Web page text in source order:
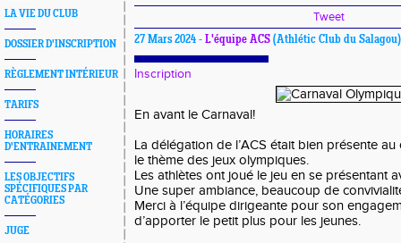
LA VIE DU CLUB
DOSSIER D'INSCRIPTION
RÈGLEMENT INTÉRIEUR
TARIFS
HORAIRES
D'ENTRAINEMENT
LES OBJECTIFS
SPÉCIFIQUES PAR
CATÉGORIES
JUGE
Tweet
27 Mars 2024 - L'équipe ACS (Athlétic Club du Salagou)
Inscription
En avant le Carnaval!
La délégation de l’ACS était bien présente
le thème des jeux olympiques.
Les athlètes ont joué le jeu en se présentant
Une super ambiance, beaucoup de
Merci à l’équipe dirigeante pour son
d’apporter le petit plus pour les jeunes.